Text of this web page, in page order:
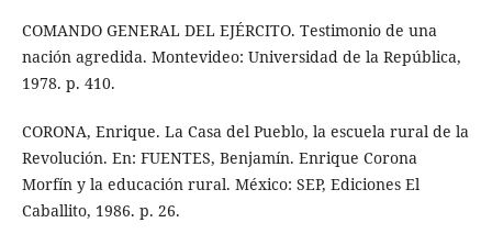
COMANDO GENERAL DEL EJÉRCITO. Testimonio de una
nación agredida. Montevideo: Universidad de la República,
1978. p. 410.
CORONA, Enrique. La Casa del Pueblo, la escuela rural de la
Revolución. En: FUENTES, Benjamín. Enrique Corona
Morfín y la educación rural. México: SEP, Ediciones El
Caballito, 1986. p. 26.